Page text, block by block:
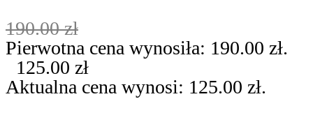
190.00zł
Pierwotna cena wynosiła: 190.00 zł.
125.00 zł
Aktualna cena wynosi: 125.00 zł.